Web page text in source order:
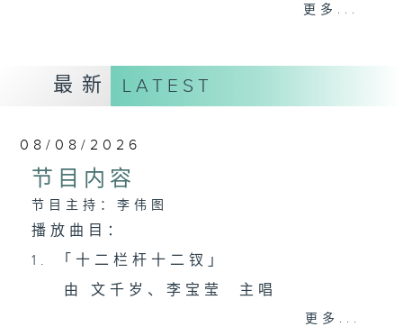
务求令每一个晚上越夜「粤」精彩。
更多...
最新 LATEST
08/08/2026
节目内容
节目主持：李伟图
播放曲目：
1. 「十二栏杆十二钗」
由 文千岁、李宝莹 主唱
更多...